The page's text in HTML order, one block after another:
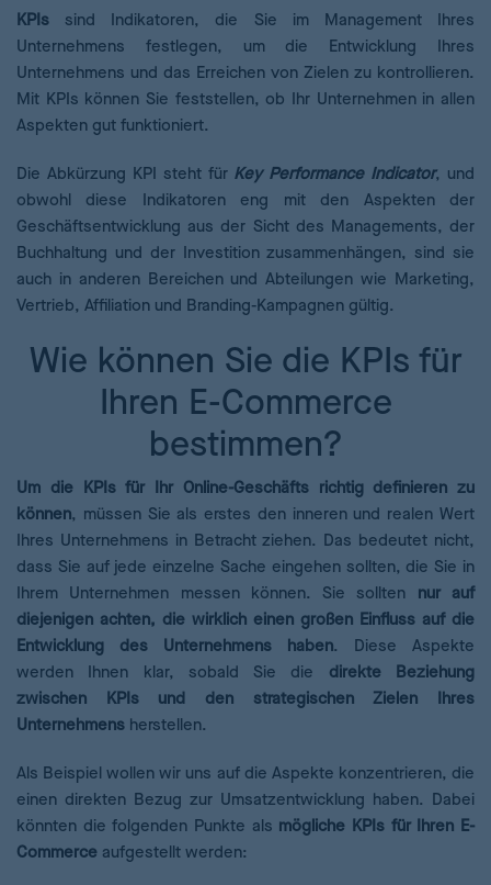
KPIs sind Indikatoren, die Sie im Management Ihres
Unternehmens festlegen, um die Entwicklung Ihres
Unternehmens und das Erreichen von Zielen zu kontrollieren.
Mit KPIs können Sie feststellen, ob Ihr Unternehmen in allen
Aspekten gut funktioniert.
Die Abkürzung KPI steht für Key Performance Indicator, und
obwohl diese Indikatoren eng mit den Aspekten der
Geschäftsentwicklung aus der Sicht des Managements, der
Buchhaltung und der Investition zusammenhängen, sind sie
auch in anderen Bereichen und Abteilungen wie Marketing,
Vertrieb, Affiliation und Branding-Kampagnen gültig.
Wie können Sie die KPIs für
Ihren E-Commerce
bestimmen?
Um die KPIs für Ihr Online-Geschäfts richtig definieren zu
können, müssen Sie als erstes den inneren und realen Wert
Ihres Unternehmens in Betracht ziehen. Das bedeutet nicht,
dass Sie auf jede einzelne Sache eingehen sollten, die Sie in
Ihrem Unternehmen messen können. Sie sollten nur auf
diejenigen achten, die wirklich einen großen Einfluss auf die
Entwicklung des Unternehmens haben. Diese Aspekte
werden Ihnen klar, sobald Sie die direkte Beziehung
zwischen KPIs und den strategischen Zielen Ihres
Unternehmens herstellen.
Als Beispiel wollen wir uns auf die Aspekte konzentrieren, die
einen direkten Bezug zur Umsatzentwicklung haben. Dabei
könnten die folgenden Punkte als mögliche KPIs für Ihren E-
Commerce aufgestellt werden: